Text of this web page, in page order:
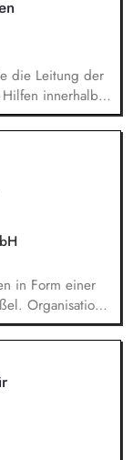
zu integrieren.
in
z. B. bei
die Leitung der
innerhalb
Ihre Aufgaben
und
internen
zur
und
in den
mit
in Form einer
Organisation
Gestaltung
im Einklang
in